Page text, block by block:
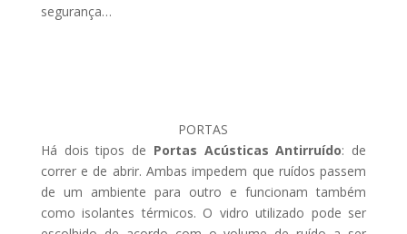
segurança…
PORTAS
Há dois tipos de Portas Acústicas Antirruído: de
correr e de abrir. Ambas impedem que ruídos passem
de um ambiente para outro e funcionam também
como isolantes térmicos. O vidro utilizado pode ser